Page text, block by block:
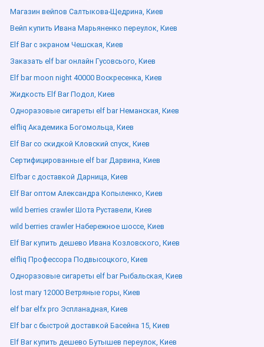
Магазин вейпов Салтыкова-Щедрина, Киев
Вейп купить Ивана Марьяненко переулок, Киев
Elf Bar с экраном Чешская, Киев
Заказать elf bar онлайн Гусовсього, Киев
Elf bar moon night 40000 Воскресенка, Киев
Жидкость Elf Bar Подол, Киев
Одноразовые сигареты elf bar Неманская, Киев
elfliq Академика Богомольца, Киев
Elf Bar со скидкой Кловский спуск, Киев
Сертифицированные elf bar Дарвина, Киев
Elfbar с доставкой Дарница, Киев
Elf Bar оптом Александра Копыленко, Киев
wild berries crawler Шота Руставели, Киев
wild berries crawler Набережное шоссе, Киев
Elf Bar купить дешево Ивана Козловского, Киев
elfliq Профессора Подвысоцкого, Киев
Одноразовые сигареты elf bar Рыбальская, Киев
lost mary 12000 Ветряные горы, Киев
elf bar elfx pro Эспланадная, Киев
Elf bar с быстрой доставкой Басейна 15, Киев
Elf Bar купить дешево Бутышев переулок, Киев